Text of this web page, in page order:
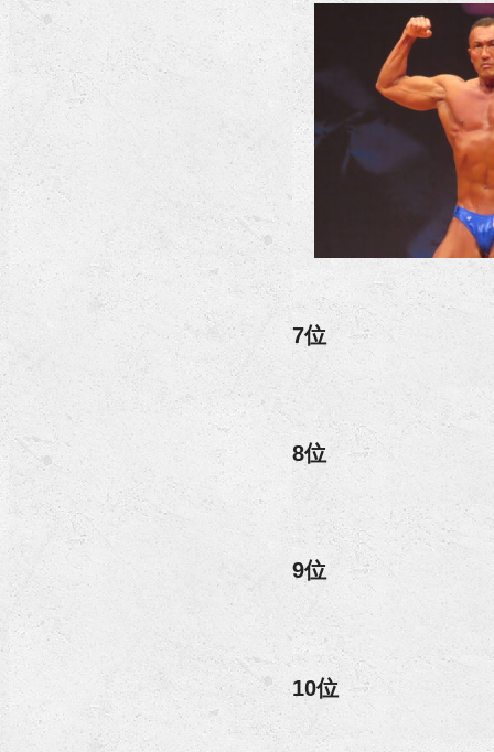
7位
8位
9位
10位